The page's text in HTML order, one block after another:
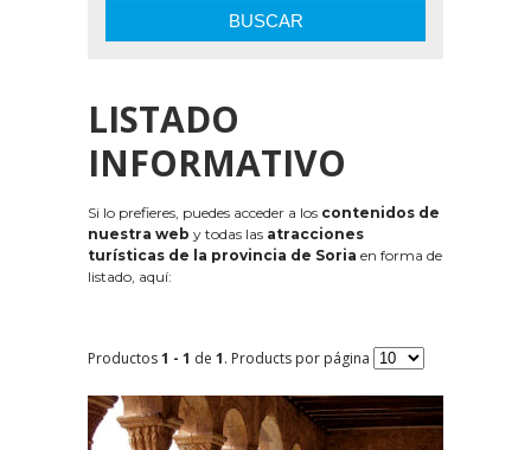
BUSCAR
LISTADO
INFORMATIVO
Si lo prefieres, puedes acceder a los contenidos de
nuestra web y todas las atracciones
turísticas de la provincia de Soria en forma de
listado, aquí:
Productos1 - 1 de 1. Products por página